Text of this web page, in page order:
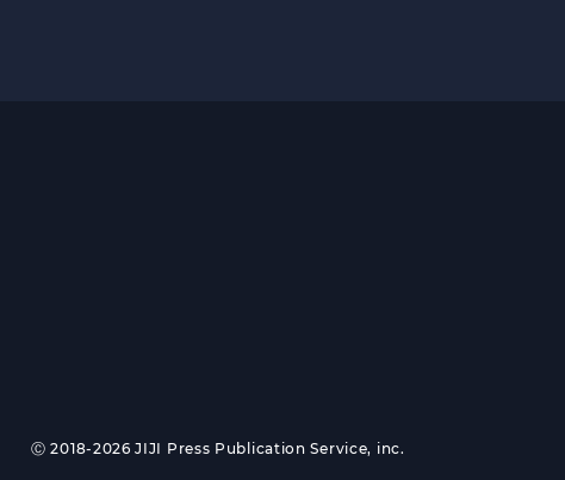
Ⓒ 2018-2026 JIJI Press Publication Service, inc.